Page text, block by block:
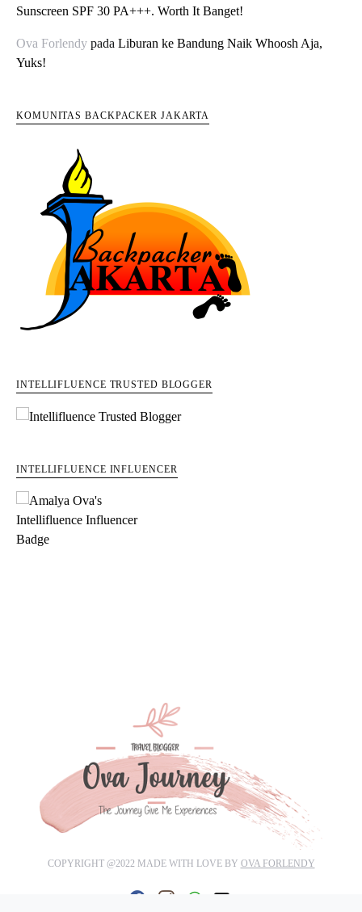
Sunscreen SPF 30 PA+++. Worth It Banget!
Ova Forlendy pada Liburan ke Bandung Naik Whoosh Aja,
Yuks!
KOMUNITAS BACKPACKER JAKARTA
INTELLIFLUENCE TRUSTED BLOGGER
INTELLIFLUENCE INFLUENCER
COPYRIGHT @2022 MADE WITH LOVE BY OVA FORLENDY